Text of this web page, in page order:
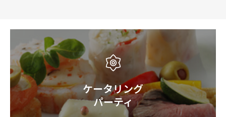
ケータリング
パーティ